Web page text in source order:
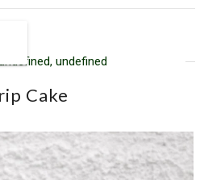
undefined
Cake